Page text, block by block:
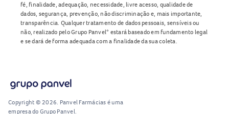
fé, finalidade, adequação, necessidade, livre acesso, qualidade de
dados, segurança, prevenção, não discriminação e, mais importante,
transparência. Qualquer tratamento de dados pessoais, sensíveis ou
não, realizado pelo Grupo Panvel* estará baseado em fundamento legal
e se dará de forma adequada com a finalidade da sua coleta.
Copyright © 2026. Panvel Farmácias é uma
empresa do Grupo Panvel.